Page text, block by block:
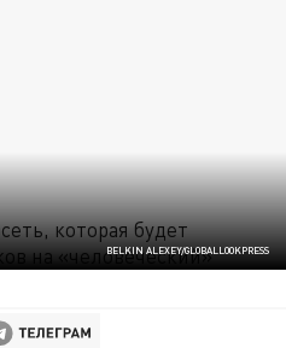
BELKIN ALEXEY/GLOBALLOOKPRESS